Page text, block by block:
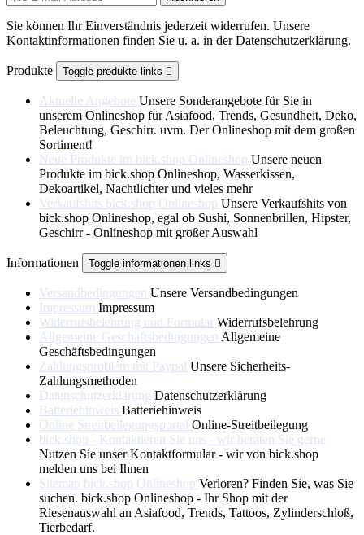
Sie können Ihr Einverständnis jederzeit widerrufen. Unsere
Kontaktinformationen finden Sie u. a. in der Datenschutzerklärung.
Produkte Toggle produkte links 
Aktuelle Angebote Unsere Sonderangebote für Sie in
unserem Onlineshop für Asiafood, Trends, Gesundheit, Deko,
Beleuchtung, Geschirr. uvm. Der Onlineshop mit dem großen
Sortiment!
Neue Produkte im bick.shop Onlineshop Unsere neuen
Produkte im bick.shop Onlineshop, Wasserkissen,
Dekoartikel, Nachtlichter und vieles mehr
Verkaufshits bick.shop Onlineshop Unsere Verkaufshits von
bick.shop Onlineshop, egal ob Sushi, Sonnenbrillen, Hipster,
Geschirr - Onlineshop mit großer Auswahl
Informationen Toggle informationen links 
Versandbedingungen Unsere Versandbedingungen
Impressum Impressum
Widerrufsbelehrung und Formular Widerrufsbelehrung
Allgemeine Geschäftsbedingungen Allgemeine
Geschäftsbedingungen
Zahlungsproblem mit Paypal Unsere Sicherheits-
Zahlungsmethoden
Datenschutzerklärung Datenschutzerklärung
Batteriehinweis Batteriehinweis
Online Streitbeilegungsportal Online-Streitbeilegung
bick.shop - Kontaktieren Sie uns - wir beraten Sie gerne
Nutzen Sie unser Kontaktformular - wir von bick.shop
melden uns bei Ihnen
Sitemap bick.shop Onlineshop Verloren? Finden Sie, was Sie
suchen. bick.shop Onlineshop - Ihr Shop mit der
Riesenauswahl an Asiafood, Trends, Tattoos, Zylinderschloß,
Tierbedarf.